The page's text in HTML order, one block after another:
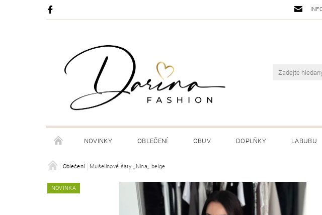
NOVINKY OBLEČENÍ OBUV DOPLŇKY LABUBU
DORUČENÍ A PLATBA VAŠÍ ZÁSILKY
Oblečení Mušelínové šaty ,,Nina,, beige
NOVINKA